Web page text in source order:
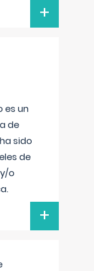
+
es un
de
sido
de
o
+